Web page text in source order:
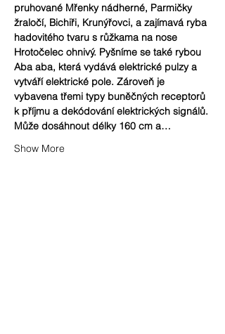
pruhované Mřenky nádherné, Parmičky
žraločí, Bichiři, Krunýřovci, a zajímavá ryba
hadovitého tvaru s růžkama na nose
Hrotočelec ohnivý. Pyšníme se také rybou
Aba aba, která vydává elektrické pulzy a
vytváří elektrické pole. Zároveň je
vybavena třemi typy buněčných receptorů
k příjmu a dekódování elektrických signálů.
Může dosáhnout délky 160 cm a…
Show More